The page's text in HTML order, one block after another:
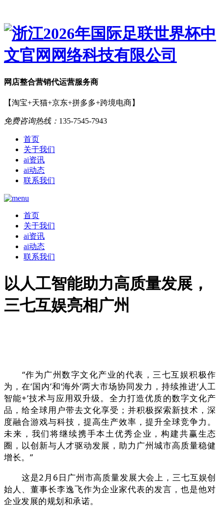
网店整合营销代运营服务商
【淘宝+天猫+京东+拼多多+跨境电商】
免费咨询热线： 135-7545-7943
首页
关于我们
ai资讯
ai动态
联系我们
首页
关于我们
ai资讯
ai动态
联系我们
以人工智能助力高质量发展，
三七互娱亮相广州
“作为广州数字文化产业的代表，三七互娱积极作
为，在‘国内’和‘海外’两大市场协同发力，持续推进‘人工
智能+’技术与应用双升级。全力打造优质的数字文化产
品，给全球用户带去文化享受；并积极探索新技术，深
度融合游戏与科技，提高生产效率，提升全球竞争力。
未来，我们将继续携手本土优秀企业，构建共赢生态
圈，以创新与人才驱动发展，助力广州城市高质量稳健
增长。”
这是2月6日广州市高质量发展大会上，三七互娱创
始人、董事长李逸飞作为企业家代表的发言，也是他对
企业发展的规划和承诺。